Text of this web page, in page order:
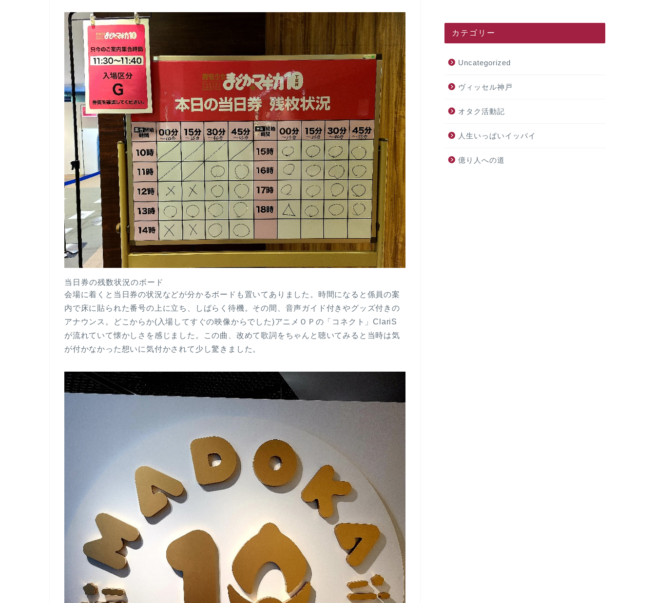
当日券の残数状況のボード
会場に着くと当日券の状況などが分かるボードも置いてありました。時間になると係員の案
内で床に貼られた番号の上に立ち、しばらく待機。その間、音声ガイド付きやグッズ付きの
アナウンス。どこからか(入場してすぐの映像からでした)アニメＯＰの「コネクト」ClariS
が流れていて懐かしさを感じました。この曲、改めて歌詞をちゃんと聴いてみると当時は気
が付かなかった想いに気付かされて少し驚きました。
カテゴリー
Uncategorized
ヴィッセル神戸
オタク活動記
人生いっぱいイッパイ
億り人への道